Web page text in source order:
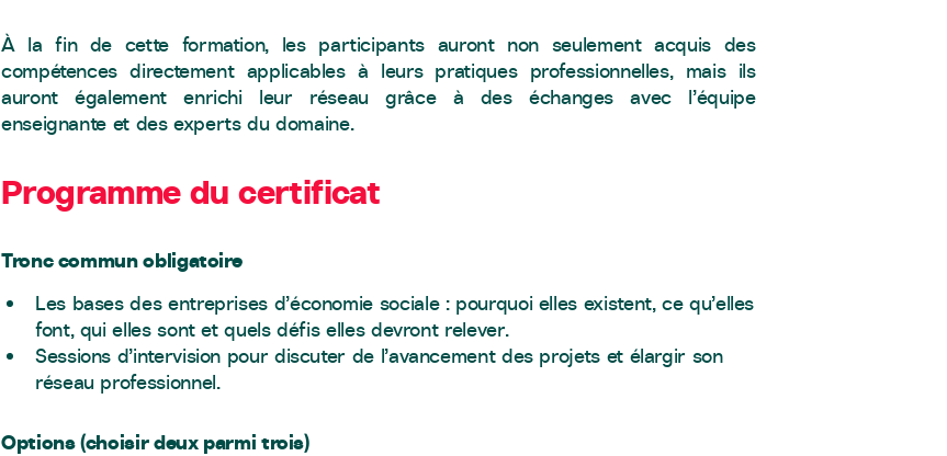
À la fin de cette formation, les participants auront non seulement acquis des
compétences directement applicables à leurs pratiques professionnelles, mais ils
auront également enrichi leur réseau grâce à des échanges avec l’équipe
enseignante et des experts du domaine.
Programme du certificat
Tronc commun obligatoire
Les bases des entreprises d’économie sociale : pourquoi elles existent, ce qu’elles
font, qui elles sont et quels défis elles devront relever.
Sessions d’intervision pour discuter de l’avancement des projets et élargir son
réseau professionnel.
Options (choisir deux parmi trois)